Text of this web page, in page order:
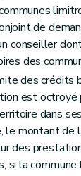
de
conseiller
des
des crédits
est octroyé
dans
le montant
des
si la commune